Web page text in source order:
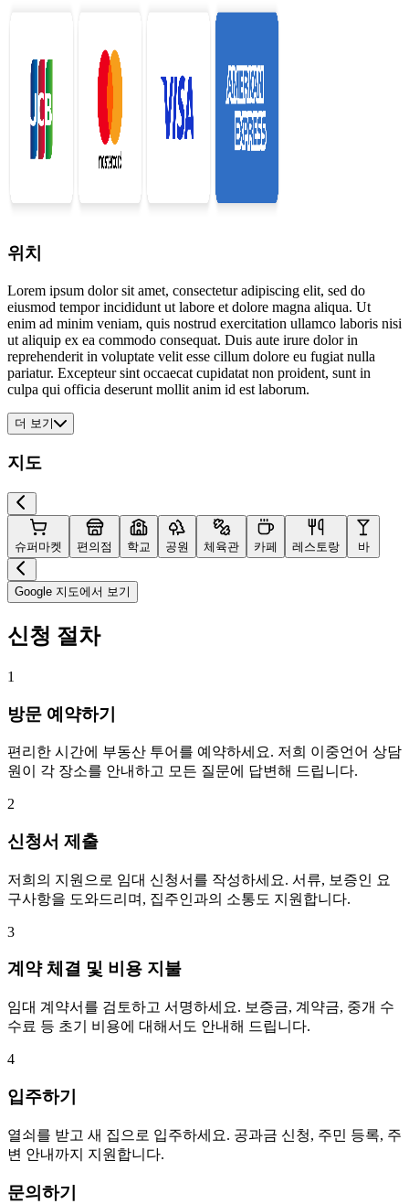
위치
Lorem ipsum dolor sit amet, consectetur adipiscing elit, sed do
eiusmod tempor incididunt ut labore et dolore magna aliqua. Ut
enim ad minim veniam, quis nostrud exercitation ullamco laboris nisi
ut aliquip ex ea commodo consequat. Duis aute irure dolor in
reprehenderit in voluptate velit esse cillum dolore eu fugiat nulla
pariatur. Excepteur sint occaecat cupidatat non proident, sunt in
culpa qui officia deserunt mollit anim id est laborum.
더 보기
지도
슈퍼마켓 편의점 학교 공원 체육관 카페 레스토랑 바
Google 지도에서 보기
신청 절차
1
방문 예약하기
편리한 시간에 부동산 투어를 예약하세요. 저희 이중언어 상담
원이 각 장소를 안내하고 모든 질문에 답변해 드립니다.
2
신청서 제출
저희의 지원으로 임대 신청서를 작성하세요. 서류, 보증인 요
구사항을 도와드리며, 집주인과의 소통도 지원합니다.
3
계약 체결 및 비용 지불
임대 계약서를 검토하고 서명하세요. 보증금, 계약금, 중개 수
수료 등 초기 비용에 대해서도 안내해 드립니다.
4
입주하기
열쇠를 받고 새 집으로 입주하세요. 공과금 신청, 주민 등록, 주
변 안내까지 지원합니다.
문의하기